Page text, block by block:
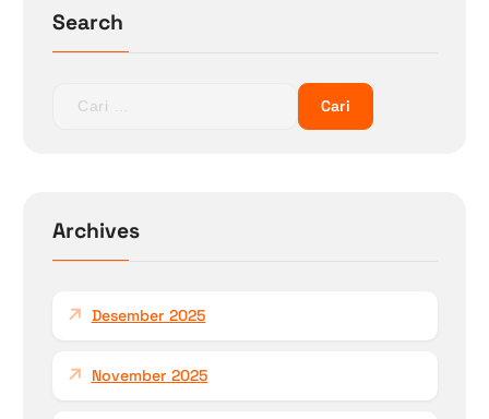
Search
n
tArchives
Desember 2025
November 2025